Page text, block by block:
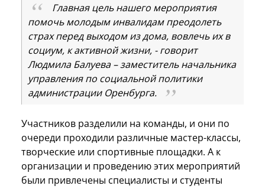
Главная цель нашего мероприятия
помочь молодым инвалидам преодолеть
страх перед выходом из дома, вовлечь их в
социум, к активной жизни, - говорит
Людмила Балуева – заместитель начальника
управления по социальной политики
администрации Оренбурга.
Участников разделили на команды, и они по
очереди проходили различные мастер-классы,
творческие или спортивные площадки. А к
организации и проведению этих мероприятий
были привлечены специалисты и студенты